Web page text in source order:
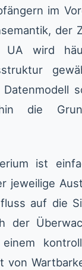
im
der
wird
die
ist
jeweilige
auf die
der
von